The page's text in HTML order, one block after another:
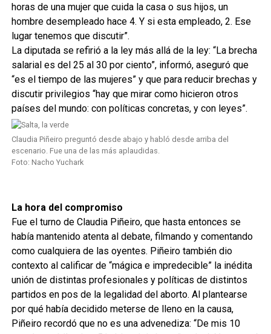
horas de una mujer que cuida la casa o sus hijos, un
hombre desempleado hace 4. Y si esta empleado, 2. Ese
lugar tenemos que discutir”.
La diputada se refirió a la ley más allá de la ley: “La brecha
salarial es del 25 al 30 por ciento”, informó, aseguró que
“es el tiempo de las mujeres” y que para reducir brechas y
discutir privilegios “hay que mirar como hicieron otros
países del mundo: con políticas concretas, y con leyes”.
Claudia Piñeiro preguntó desde abajo y habló desde arriba del
escenario. Fue una de las más aplaudidas.
Foto: Nacho Yuchark
La hora del compromiso
Fue el turno de Claudia Piñeiro, que hasta entonces se
había mantenido atenta al debate, filmando y comentando
como cualquiera de las oyentes. Piñeiro también dio
contexto al calificar de “mágica e impredecible” la inédita
unión de distintas profesionales y políticas de distintos
partidos en pos de la legalidad del aborto. Al plantearse
por qué había decidido meterse de lleno en la causa,
Piñeiro recordó que no es una advenediza: “De mis 10